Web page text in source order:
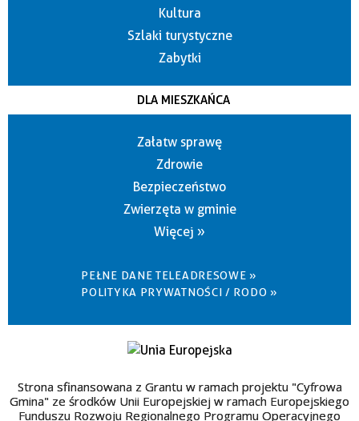
Kultura
Szlaki turystyczne
Zabytki
DLA MIESZKAŃCA
Załatw sprawę
Zdrowie
Bezpieczeństwo
Zwierzęta w gminie
Więcej »
PEŁNE DANE TELEADRESOWE »
POLITYKA PRYWATNOŚCI / RODO »
Strona sfinansowana z Grantu w ramach projektu "Cyfrowa
Gmina" ze środków Unii Europejskiej w ramach Europejskiego
Funduszu Rozwoju Regionalnego Programu Operacyjnego